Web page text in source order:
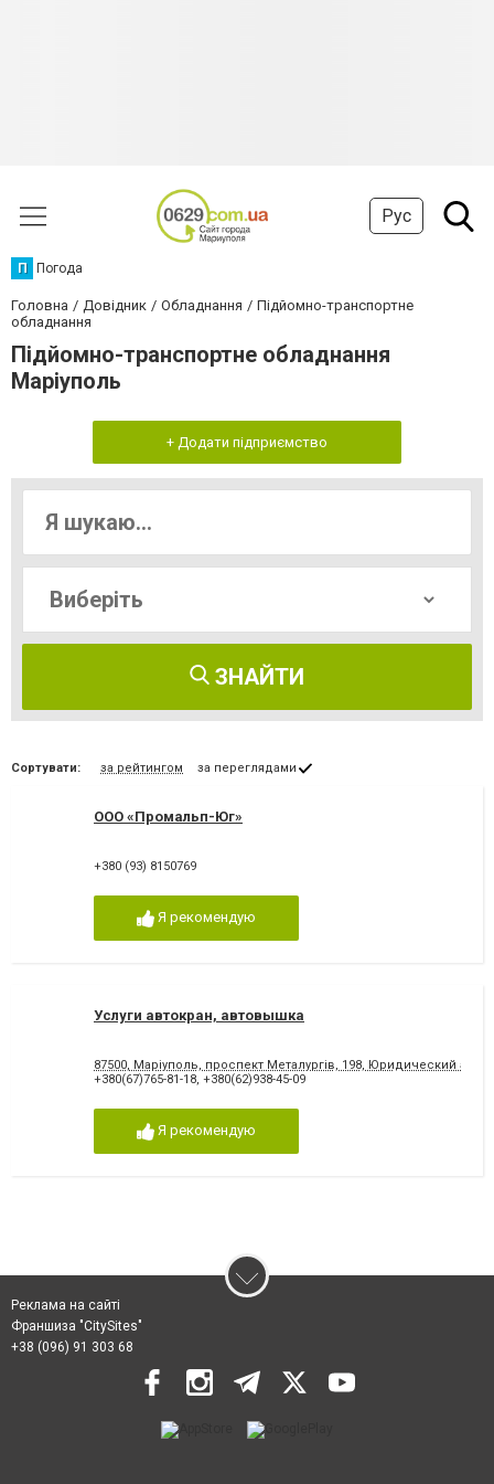
Рус
П Погода
Головна Довідник Обладнання
Підйомно-транспортне
обладнання
Підйомно-транспортне обладнання
Маріуполь
+ Додати підприємство
ЗНАЙТИ
Сортувати: за рейтингом за переглядами
ООО «Промальп-Юг»
+380 (93) 8150769
Я рекомендую
Услуги автокран, автовышка
87500, Маріуполь, проспект Металургів, 198, Юридический
+380(67)765-81-18, +380(62)938-45-09
Я рекомендую
Реклама на сайті
Франшиза "CitySites"
+38 (096) 91 303 68